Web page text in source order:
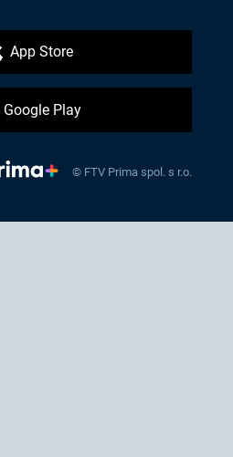
App Store
Google Play
© FTV Prima spol. s r.o.